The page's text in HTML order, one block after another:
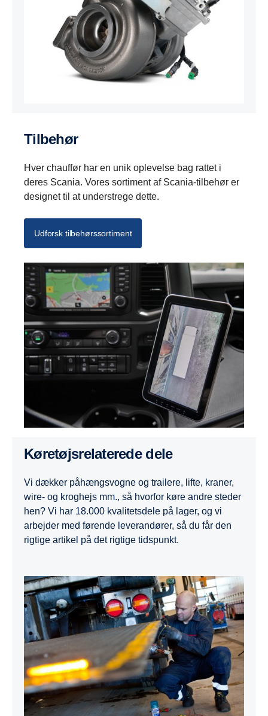
Tilbehør
Hver chauffør har en unik oplevelse bag rattet i
deres Scania. Vores sortiment af Scania-tilbehør er
designet til at understrege dette.
Udforsk tilbehørssortiment
Køretøjsrelaterede dele
Vi dækker påhængsvogne og trailere, lifte, kraner,
wire- og kroghejs mm., så hvorfor køre andre steder
hen? Vi har 18.000 kvalitetsdele på lager, og vi
arbejder med førende leverandører, så du får den
rigtige artikel på det rigtige tidspunkt.